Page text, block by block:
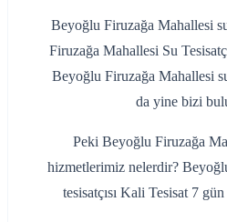
Beyoğlu Firuzağa Mahallesi
Firuzağa Mahallesi Su
Beyoğlu Firuzağa Mahallesi
da yine bizi
Peki Beyoğlu Firuzağa
hizmetlerimiz nelerdir?
tesisatçısı Kali Tesisat 7 gün